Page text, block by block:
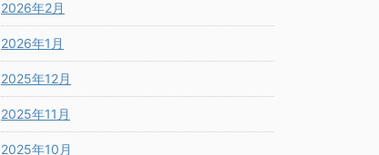
2026年2月
2026年1月
2025年12月
2025年11月
2025年10月